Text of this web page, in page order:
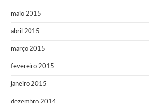
maio 2015
abril 2015
março 2015
fevereiro 2015
janeiro 2015
dezembro 2014